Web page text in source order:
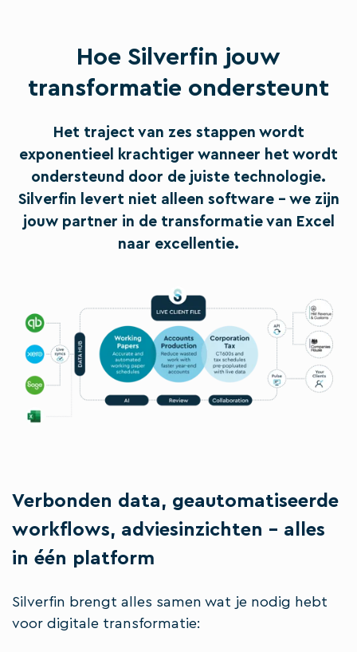
Hoe Silverfin jouw
transformatie ondersteunt
Het traject van zes stappen wordt
exponentieel krachtiger wanneer het wordt
ondersteund door de juiste technologie.
Silverfin levert niet alleen software - we zijn
jouw partner in de transformatie van Excel
naar excellentie.
Verbonden data, geautomatiseerde
workflows, adviesinzichten - alles
in één platform
Silverfin brengt alles samen wat je nodig hebt
voor digitale transformatie: